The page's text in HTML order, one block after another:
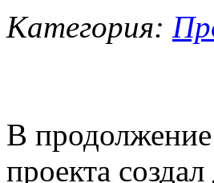
Категория:
В
проекта